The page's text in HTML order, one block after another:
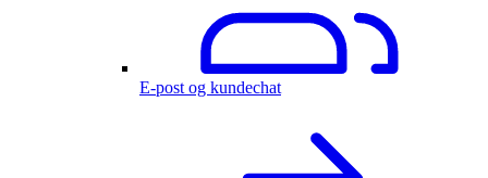
E-post og kundechat